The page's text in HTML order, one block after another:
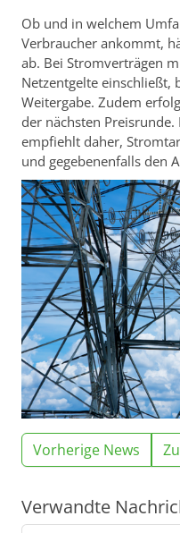
Ob und in welchem
Verbraucher ankommt,
ab. Bei Stromverträgen
Netzentgelte einschließt,
Weitergabe. Zudem
der nächsten
empfiehlt daher,
und gegebenenfalls den
Vorherige News
Verwandte